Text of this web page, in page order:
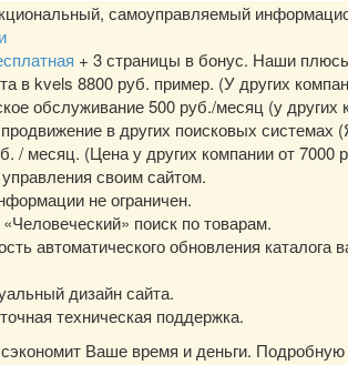
самоуправляемый
+ 3 страницы в бонус. Наши
в kvels 8800 руб. пример. (У других
обслуживание 500 руб./месяц (у других
в других поисковых системах
/ месяц. (Цена у других компании от 7000
управления своим сайтом.
не ограничен.
поиск по товарам.
автоматического обновления каталога
дизайн сайта.
техническая поддержка.
Ваше время и деньги.